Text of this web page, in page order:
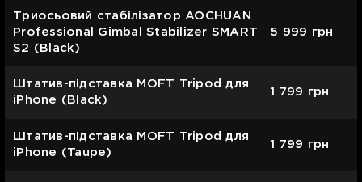
Триосьовий стабілізатор AOCHUAN
Professional Gimbal Stabilizer SMART
S2 (Black)
5 999 грн
Штатив-підставка MOFT Tripod для
iPhone (Black)
1 799 грн
Штатив-підставка MOFT Tripod для
iPhone (Taupe)
1 799 грн